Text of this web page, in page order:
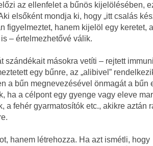
az ellenfelet a bűnös kijelölésében,
elsőként mondja ki, hogy „itt csalás
figyelmeztet, hanem kijelöl egy keretet,
– értelmezhetővé válik.
másokra vetíti – rejtett
egy bűnre, az „alibivel”
a bűn megnevezésével önmagát a bűn
ha a célpont egy gyenge vagy eleve
a fehér gyarmatosítók etc., akikre aztán
hanem létrehozza. Ha azt ismétli, hogy